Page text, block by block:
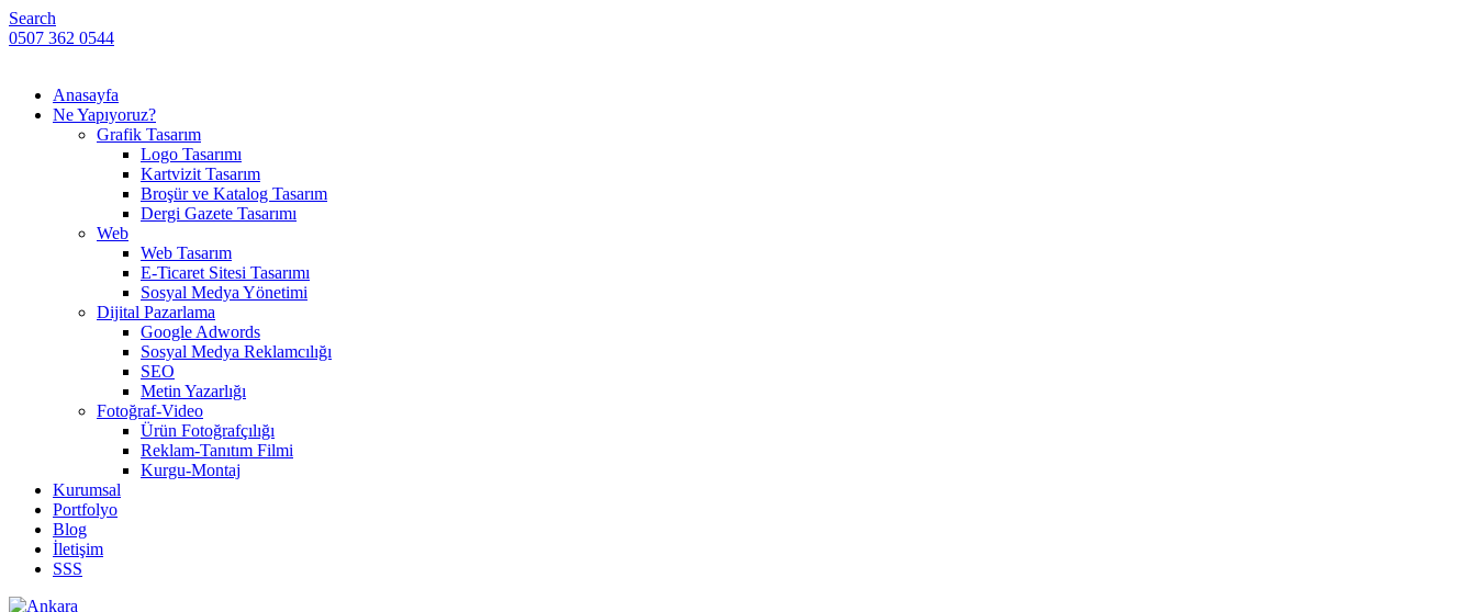
Search
0507 362 0544
Anasayfa
Ne Yapıyoruz?
Grafik Tasarım
Logo Tasarımı
Kartvizit Tasarım
Broşür ve Katalog Tasarım
Dergi Gazete Tasarımı
Web
Web Tasarım
E-Ticaret Sitesi Tasarımı
Sosyal Medya Yönetimi
Dijital Pazarlama
Google Adwords
Sosyal Medya Reklamcılığı
SEO
Metin Yazarlığı
Fotoğraf-Video
Ürün Fotoğrafçılığı
Reklam-Tanıtım Filmi
Kurgu-Montaj
Kurumsal
Portfolyo
Blog
İletişim
SSS